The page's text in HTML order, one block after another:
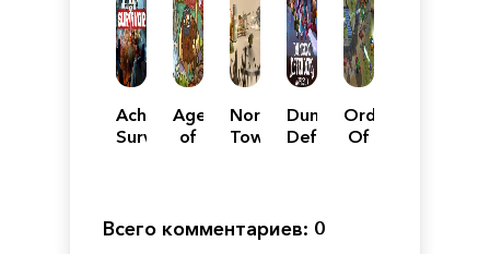
Achilles:
Survivor
Age
of
Northend
Tower
Dungeon
Defenders:
Order
Of
Всего комментариев: 0